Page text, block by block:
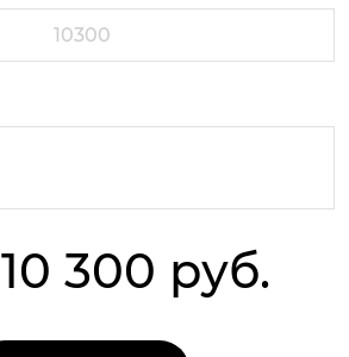
10 300 руб.